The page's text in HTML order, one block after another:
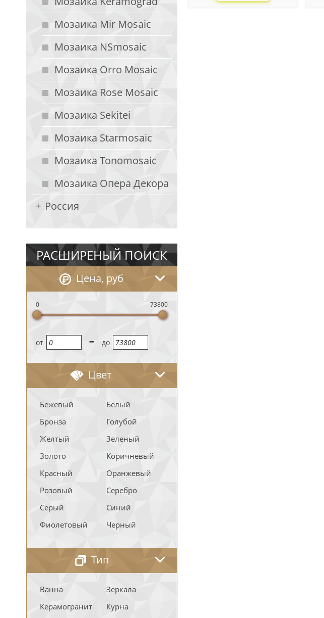
Мозаика Mir Mosaic
Мозаика NSmosaic
Мозаика Orro Mosaic
Мозаика Rose Mosaic
Мозаика Sekitei
Мозаика Starmosaic
Мозаика Tonomosaic
Мозаика Опера Декора
Россия
РАСШИРЕНЫЙ ПОИСК
Цена, руб
0 73800
oт - до
Цвет
Бежевый
Белый
Бронза
Голубой
Жёлтый
Зеленый
Золото
Коричневый
Красный
Оранжевый
Розовый
Серебро
Серый
Синий
Фиолетовый
Черный
Тип
Ванна
Зеркала
Керамогранит
Курна